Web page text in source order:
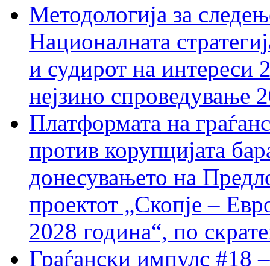
Методологија за
Националната
и судирот на интереси
нејзино спроведување
Платформата на
против корупцијата
донесувањето на
проектот „Скопје –
2028 година“, по
Граѓански импулс #18